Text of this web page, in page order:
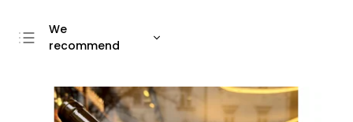
We
recommend
Most expensive
Bestsellers